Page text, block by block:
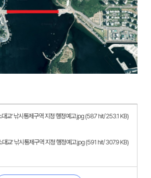
대교’ 낚시통제구역 지정 행정예고.jpg (587 hit/ 253.1 KB)
대교’ 낚시통제구역 지정 행정예고.jpg (591 hit/ 307.9 KB)